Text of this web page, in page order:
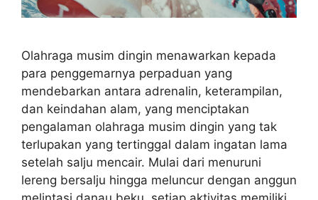
Olahraga musim dingin menawarkan kepada
para penggemarnya perpaduan yang
mendebarkan antara adrenalin, keterampilan,
dan keindahan alam, yang menciptakan
pengalaman olahraga musim dingin yang tak
terlupakan yang tertinggal dalam ingatan lama
setelah salju mencair. Mulai dari menuruni
lereng bersalju hingga meluncur dengan anggun